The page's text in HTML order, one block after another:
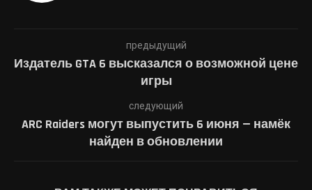
предыдущий
Издатель GTA 6 высказался о возможной цене
игры
следующий
ARC Raiders могут выпустить 6 июня — намёк
найден в обновлении